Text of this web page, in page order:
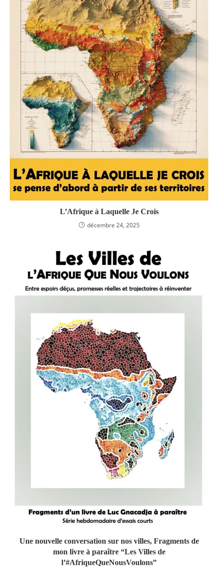
L’Afrique à Laquelle Je Crois
décembre 24, 2025
Une nouvelle conversation sur nos villes, Fragments de
mon livre à paraître “Les Villes de
l’#AfriqueQueNousVoulons”